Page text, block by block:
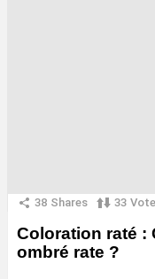
38 Shares 33
Coloration raté :
ombré rate ?